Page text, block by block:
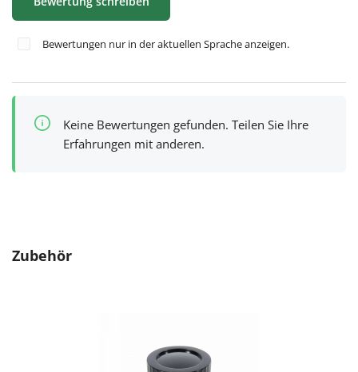
Bewertungen nur in der aktuellen Sprache anzeigen.
Keine Bewertungen gefunden. Teilen Sie Ihre
Erfahrungen mit anderen.
Produktgalerie überspringen
Zubehör